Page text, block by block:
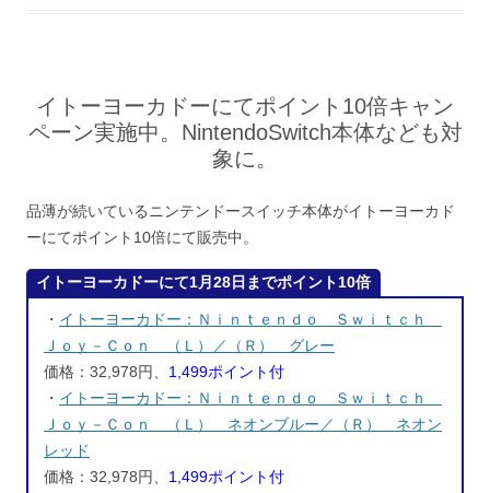
イトーヨーカドーにてポイント10倍キャン
ペーン実施中。NintendoSwitch本体なども対
象に。
品薄が続いているニンテンドースイッチ本体がイトーヨーカド
ーにてポイント10倍にて販売中。
イトーヨーカドーにて1月28日までポイント10倍
・ イトーヨーカドー：Ｎｉｎｔｅｎｄｏ Ｓｗｉｔｃｈ
Ｊｏｙ－Ｃｏｎ （Ｌ）／（Ｒ） グレー
価格：32,978円、 1,499ポイント付
・ イトーヨーカドー：Ｎｉｎｔｅｎｄｏ Ｓｗｉｔｃｈ
Ｊｏｙ－Ｃｏｎ （Ｌ） ネオンブルー／（Ｒ） ネオン
レッド
価格：32,978円、 1,499ポイント付